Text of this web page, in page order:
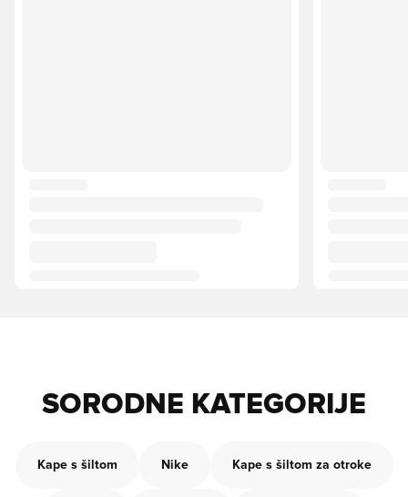
SORODNE KATEGORIJE
Kape s šiltom Nike Kape s šiltom za otroke